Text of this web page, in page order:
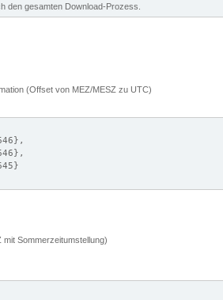
den gesamten Download-Prozess.
(Offset von MEZ/MESZ zu UTC)
Sommerzeitumstellung)